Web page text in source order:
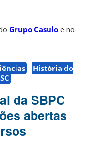
Grupo Casulo e no
História do
da SBPC
abertas